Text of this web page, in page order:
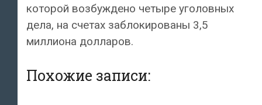
которой возбуждено четыре уголовных
дела, на счетах заблокированы 3,5
миллиона долларов.
Похожие записи: